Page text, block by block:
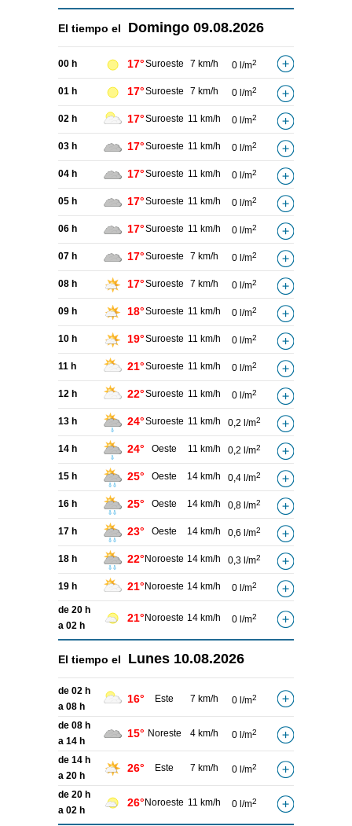
El tiempo el Domingo 09.08.2026
00 h 17°Suroeste 7 km/h 0 l/m2
01 h 17°Suroeste 7 km/h 0 l/m2
02 h 17°Suroeste 11 km/h 0 l/m2
03 h 17°Suroeste 11 km/h 0 l/m2
04 h 17°Suroeste 11 km/h 0 l/m2
05 h 17°Suroeste 11 km/h 0 l/m2
06 h 17°Suroeste 11 km/h 0 l/m2
07 h 17°Suroeste 7 km/h 0 l/m2
08 h 17°Suroeste 7 km/h 0 l/m2
09 h 18°Suroeste 11 km/h 0 l/m2
10 h 19°Suroeste 11 km/h 0 l/m2
11 h 21°Suroeste 11 km/h 0 l/m2
12 h 22°Suroeste 11 km/h 0 l/m2
13 h 24°Suroeste 11 km/h 0,2 l/m2
14 h 24° Oeste 11 km/h 0,2 l/m2
15 h 25° Oeste 14 km/h 0,4 l/m2
16 h 25° Oeste 14 km/h 0,8 l/m2
17 h 23° Oeste 14 km/h 0,6 l/m2
18 h 22° Noroeste 14 km/h 0,3 l/m2
19 h 21° Noroeste 14 km/h 0 l/m2
de 20 h
a 02 h
21° Noroeste 14 km/h 0 l/m2
El tiempo el Lunes 10.08.2026
de 02 h
a 08 h
16° Este 7 km/h 0 l/m2
de 08 h
a 14 h
15° Noreste 4 km/h 0 l/m2
de 14 h
a 20 h
26° Este 7 km/h 0 l/m2
de 20 h
a 02 h
26° Noroeste 11 km/h 0 l/m2